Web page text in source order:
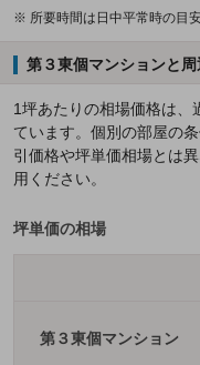
※ 所要時間は日中平常時の目
第３東個マンションと
1坪あたりの相場価格は、
ています。個別の部屋の
引価格や坪単価相場とは
用ください。
坪単価の相場
第３東個マンション